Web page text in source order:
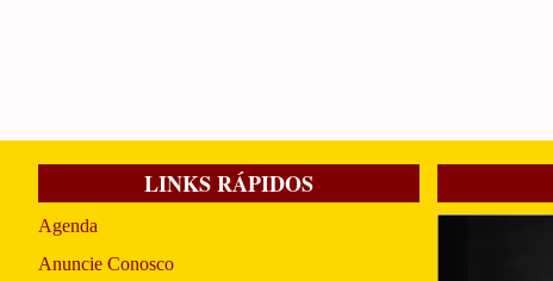
LINKS RÁPIDOS
Agenda
Anuncie Conosco